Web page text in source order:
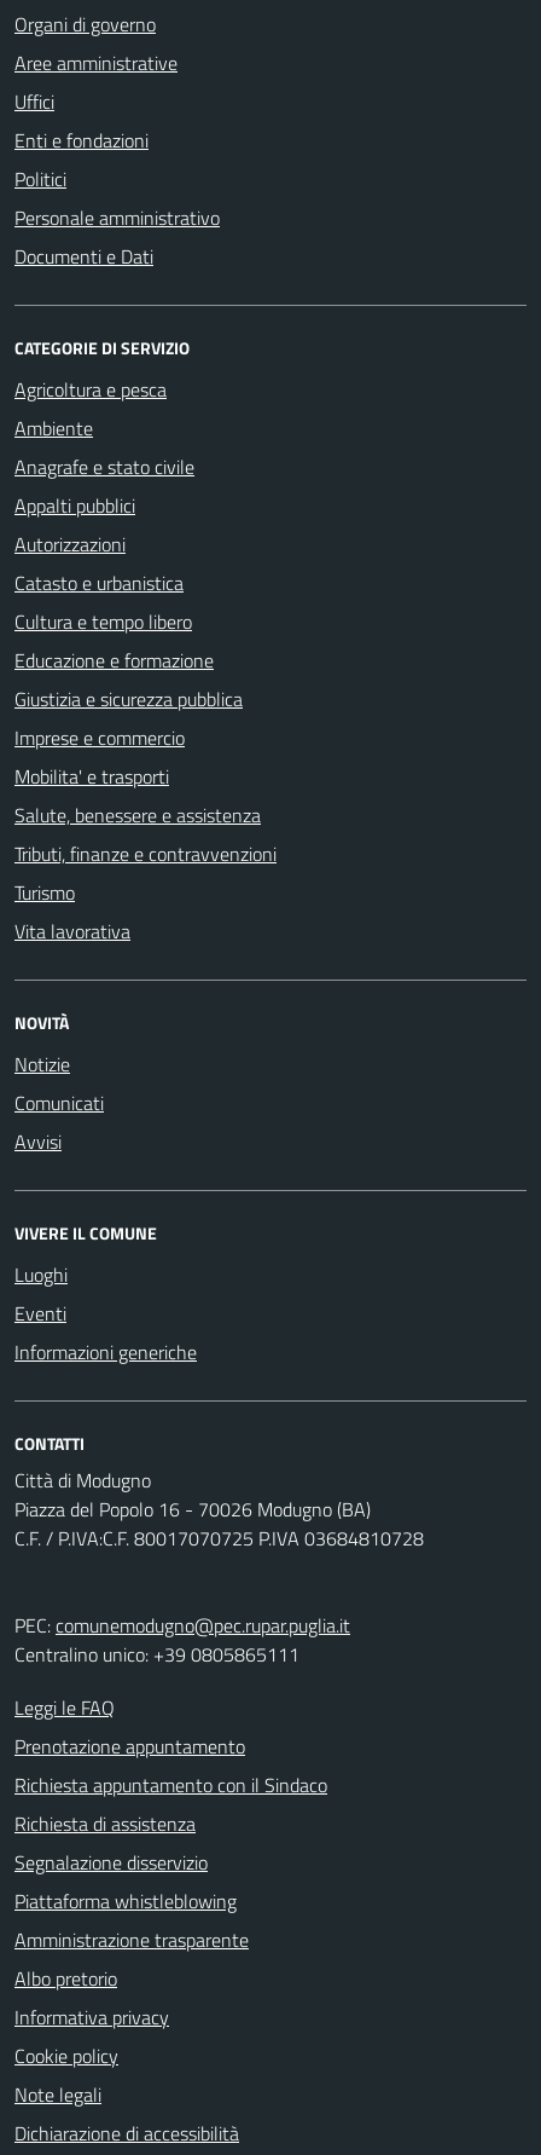
Organi di governo
Aree amministrative
Uffici
Enti e fondazioni
Politici
Personale amministrativo
Documenti e Dati
CATEGORIE DI SERVIZIO
Agricoltura e pesca
Ambiente
Anagrafe e stato civile
Appalti pubblici
Autorizzazioni
Catasto e urbanistica
Cultura e tempo libero
Educazione e formazione
Giustizia e sicurezza pubblica
Imprese e commercio
Mobilita' e trasporti
Salute, benessere e assistenza
Tributi, finanze e contravvenzioni
Turismo
Vita lavorativa
NOVITÀ
Notizie
Comunicati
Avvisi
VIVERE IL COMUNE
Luoghi
Eventi
Informazioni generiche
CONTATTI
Città di Modugno
Piazza del Popolo 16 - 70026 Modugno (BA)
C.F. / P.IVA:C.F. 80017070725 P.IVA 03684810728
PEC:comunemodugno@pec.rupar.puglia.it
Centralino unico: +39 0805865111
Leggi le FAQ
Prenotazione appuntamento
Richiesta appuntamento con il Sindaco
Richiesta di assistenza
Segnalazione disservizio
Piattaforma whistleblowing
Amministrazione trasparente
Albo pretorio
Informativa privacy
Cookie policy
Note legali
Dichiarazione di accessibilità